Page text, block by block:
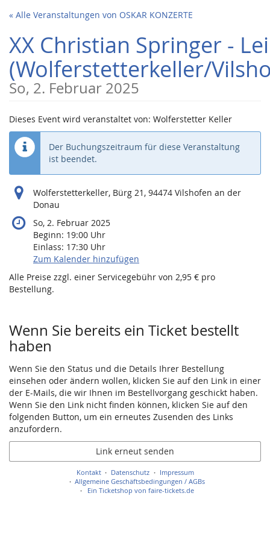
Zum
Inhalt
springen
« Alle Veranstaltungen von OSKAR KONZERTE
XX Christian Springer -
(Wolferstetterkeller/
So, 2. Februar 2025
Dieses Event wird veranstaltet von: Wolferstetter Keller
Der Buchungszeitraum für diese Veranstaltung
ist beendet.
Wolferstetterkeller, Bürg 21, 94474 Vilshofen an der
Donau
So, 2. Februar 2025
Beginn: 19:00 Uhr
Einlass: 17:30 Uhr
Zum Kalender hinzufügen
Alle Preise zzgl. einer Servicegebühr von 2,95 € pro
Bestellung.
Wenn Sie bereits ein Ticket bestellt
haben
Wenn Sie den Status und die Details Ihrer Bestellung
einsehen oder ändern wollen, klicken Sie auf den Link in einer
der E-Mails, die wir Ihnen im Bestellvorgang geschickt haben.
Wenn Sie den Link nicht finden können, klicken Sie auf den
folgenden Button, um ein erneutes Zusenden des Links
anzufordern.
Link erneut senden
Kontakt Datenschutz
Impressum
Allgemeine Geschäftsbedingungen / AGBs
Ein Ticketshop von faire-tickets.de